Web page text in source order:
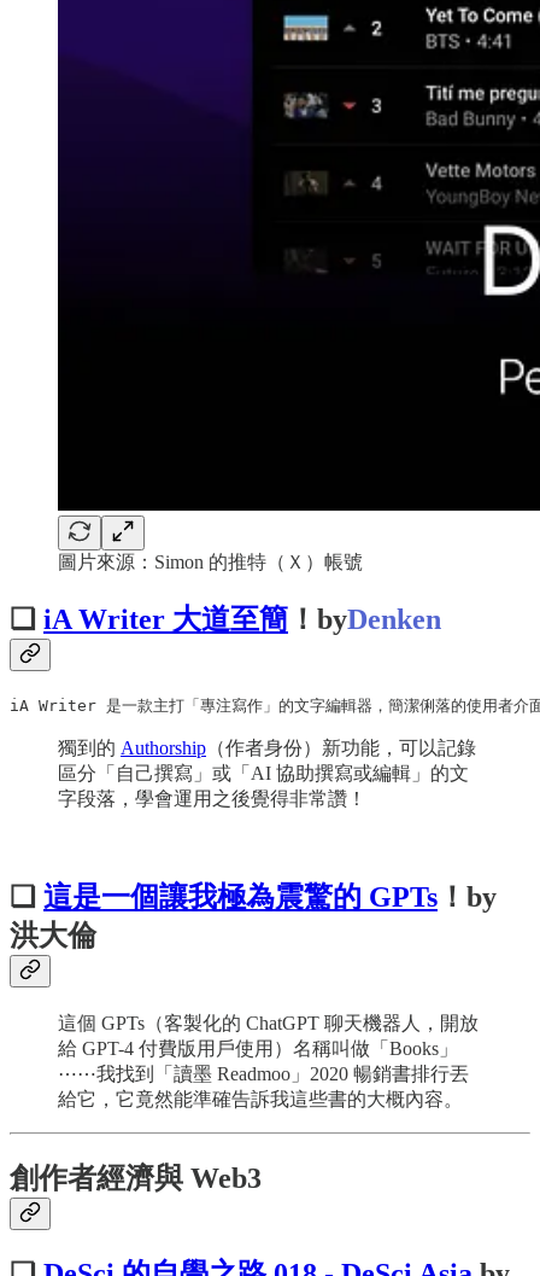
圖片來源：Simon 的推特（Ｘ）帳號
❏ iA Writer 大道至簡 ！byDenken
iA Writer 是一款主打「專注寫作」的文字編輯器，簡潔俐落的使用者介
獨到的 Authorship （作者身份）新功能，可以記錄
區分「自己撰寫」或「AI 協助撰寫或編輯」的文
字段落，學會運用之後覺得非常讚！
❏ 這是一個讓我極為震驚的 GPTs ！by
洪大倫
這個 GPTs（客製化的 ChatGPT 聊天機器人，開放
給 GPT-4 付費版用戶使用）名稱叫做「Books」
⋯⋯我找到「讀墨 Readmoo」2020 暢銷書排行丟
給它，它竟然能準確告訴我這些書的大概內容。
創作者經濟與 Web3